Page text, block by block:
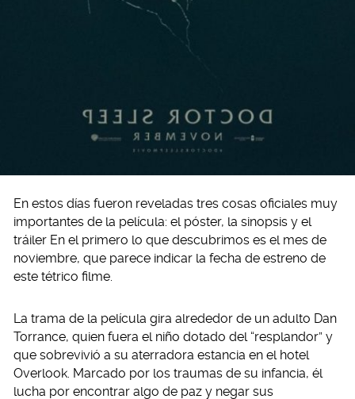
En estos días fueron reveladas tres cosas oficiales muy
importantes de la película: el póster, la sinopsis y el
tráiler En el primero lo que descubrimos es el mes de
noviembre, que parece indicar la fecha de estreno de
este tétrico filme.
La trama de la película gira alrededor de un adulto Dan
Torrance, quien fuera el niño dotado del “resplandor” y
que sobrevivió a su aterradora estancia en el hotel
Overlook. Marcado por los traumas de su infancia, él
lucha por encontrar algo de paz y negar sus